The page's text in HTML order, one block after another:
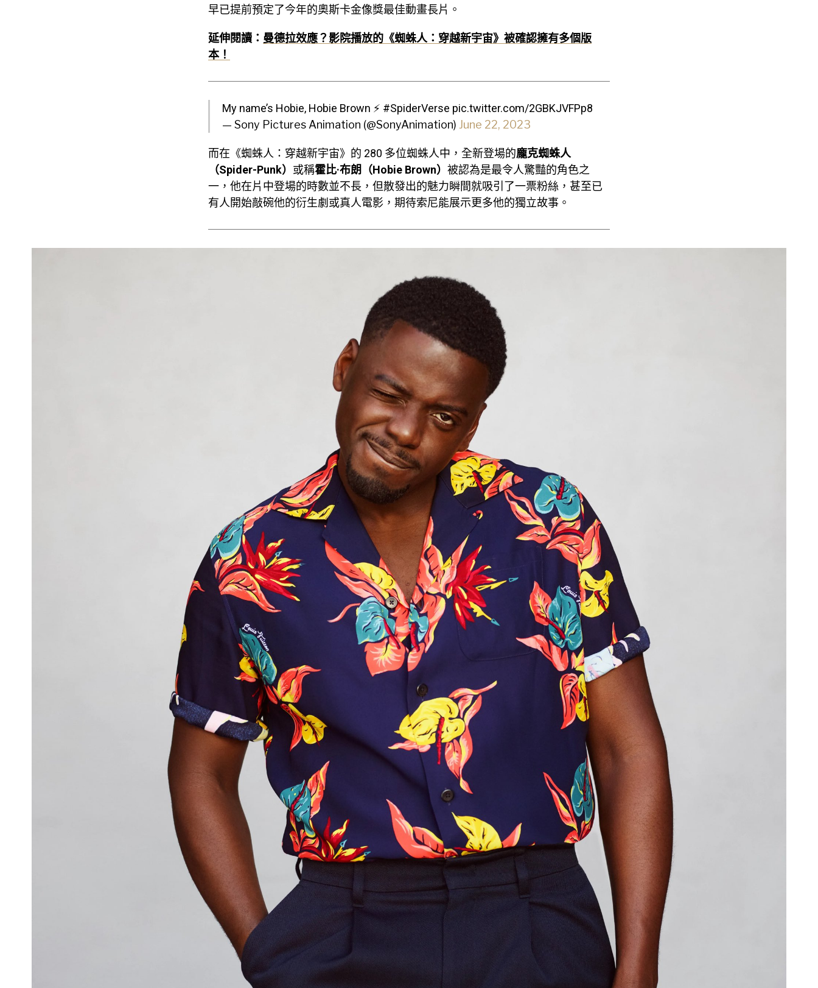
早已提前預定了今年的奧斯卡金像獎最佳動畫長片。
延伸閱讀： 曼德拉效應？影院播放的《蜘蛛人：穿越新宇宙》被確認擁有多個版
本！
My name’s Hobie, Hobie Brown ⚡️ #SpiderVerse pic.twitter.com/2GBKJVFPp8
— Sony Pictures Animation (@SonyAnimation) June 22, 2023
而在《蜘蛛人：穿越新宇宙》的 280 多位蜘蛛人中，全新登場的龐克蜘蛛人
（Spider-Punk） 或稱霍比·布朗（Hobie Brown） 被認為是最令人驚豔的角色之
一，他在片中登場的時數並不長，但散發出的魅力瞬間就吸引了一票粉絲，甚至已
有人開始敲碗他的衍生劇或真人電影，期待索尼能展示更多他的獨立故事。